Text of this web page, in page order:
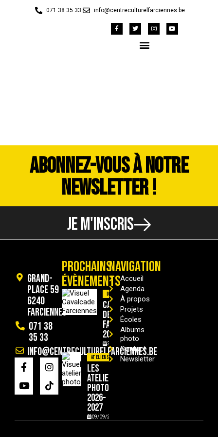
071 38 35 33 info@centreculturelfarciennes.be
ABONNEZ-VOUS À NOTRE
NEWSLETTER !
JE M'INSCRIS
Grand-
Place 59
6240
Farciennes
071 38
35 33
info@centreculturelfarciennes.be
PROCHAINS
ÉVÈNEMENTS
Divers
Cavalcade
de
Farciennes
2026
29/08/2026
Ateliers
Les
ateliers
photo
2026-
2027
09/09/2026
NAVIGATION
Accueil
Agenda
À propos
Projets
Écoles
Albums
photo
Contact
Newsletter